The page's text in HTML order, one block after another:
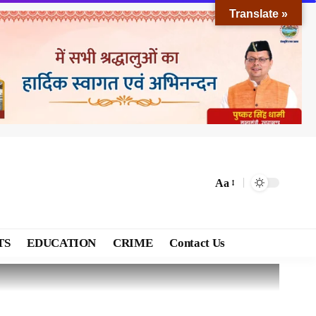
Aa
EDUCATION CRIME Contact Us
Translate »